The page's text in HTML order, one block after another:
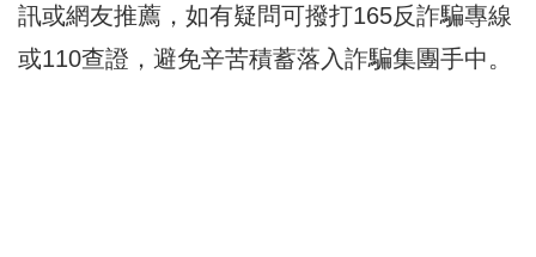
訊或網友推薦，如有疑問可撥打165反詐騙專線
或110查證，避免辛苦積蓄落入詐騙集團手中。